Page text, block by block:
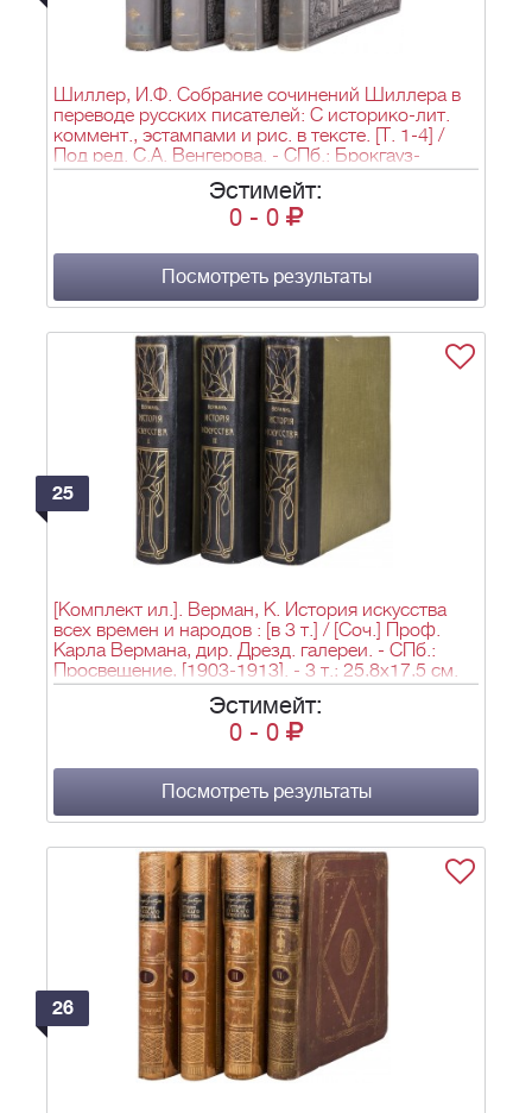
Шиллер, И.Ф. Собрание сочинений Шиллера в
переводе русских писателей: С историко-лит.
коммент., эстампами и рис. в тексте. [Т. 1-4] /
Под ред. С.А. Венгерова. - СПб.: Брокгауз-
Ефрон, 1901. - (Библиотека великих писателей.
Эстимейт:
0 - 0
Посмотреть результаты
25
[Комплект ил.]. Верман, К. История искусства
всех времен и народов : [в 3 т.] / [Соч.] Проф.
Карла Вермана, дир. Дрезд. галереи. - СПб.:
Просвещение, [1903-1913]. - 3 т.; 25,8х17,5 см.
Эстимейт:
0 - 0
Посмотреть результаты
26